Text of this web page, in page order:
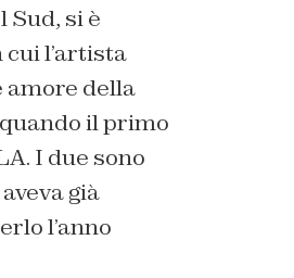
Sud, si è
cui l’artista
amore della
il primo
I due sono
già
l’anno